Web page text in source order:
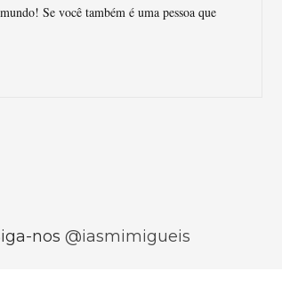
Se você também é uma pessoa que
nos @iasmimigueis